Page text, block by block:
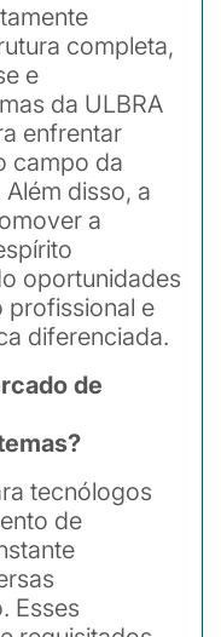
completa,
e
da ULBRA
enfrentar
campo da
disso, a
a
oportunidades
profissional e
diferenciada.
de
tecnólogos
de
Esses